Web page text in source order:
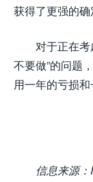
获得了更强的确
对于正在
不要做”的问题
用一年的亏损和
信息来源